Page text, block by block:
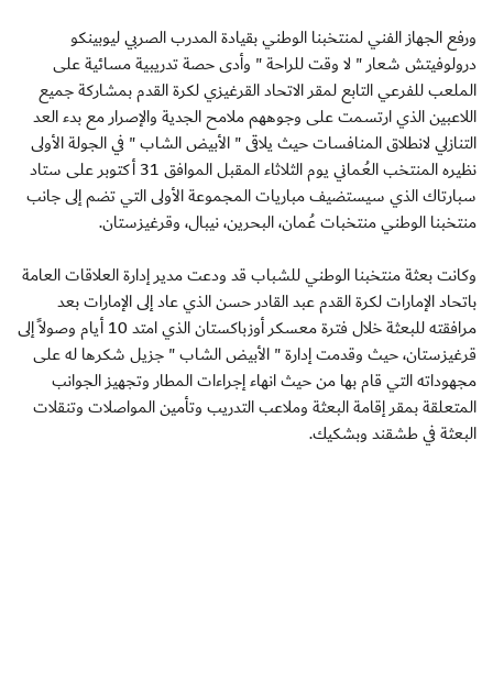
ورفع الجهاز الفني لمنتخبنا الوطني بقيادة المدرب الصربي ليوبينكو
درولوفيتش شعار " لا وقت للراحة " وأدى حصة تدريبية مسائية على
الملعب للفرعي التابع لمقر الاتحاد القرغيزي لكرة القدم بمشاركة جميع
اللاعبين الذي ارتسمت على وجوههم ملامح الجدية والإصرار مع بدء العد
التنازلي لانطلاق المنافسات حيث يلاقى " الأبيض الشاب " في الجولة الأولى
نظيره المنتخب العُماني يوم الثلاثاء المقبل الموافق 31 أكتوبر على ستاد
سبارتاك الذي سيستضيف مباريات المجموعة الأولى التي تضم إلى جانب
منتخبنا الوطني منتخبات عُمان، البحرين، نيبال، وقرغيزستان.
وكانت بعثة منتخبنا الوطني للشباب قد ودعت مدير إدارة العلاقات العامة
باتحاد الإمارات لكرة القدم عبد القادر حسن الذي عاد إلى الإمارات بعد
مرافقته للبعثة خلال فترة معسكر أوزباكستان الذي امتد 10 أيام وصولاً إلى
قرغيزستان، حيث وقدمت إدارة " الأبيض الشاب " جزيل شكرها له على
مجهوداته التي قام بها من حيث انهاء إجراءات المطار وتجهيز الجوانب
المتعلقة بمقر إقامة البعثة وملاعب التدريب وتأمين المواصلات وتنقلات
البعثة في طشقند وبشكيك.